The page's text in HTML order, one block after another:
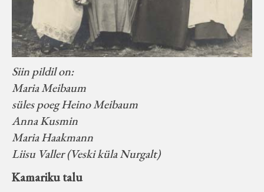
Siin pildil on:
Maria Meibaum
süles poeg Heino Meibaum
Anna Kusmin
Maria Haakmann
Liisu Valler (Veski küla Nurgalt)
Kamariku talu